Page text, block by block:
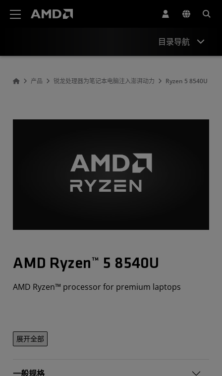
目录导航
产品 锐龙处理器为笔记本电脑注入澎湃动力 Ryzen 5 8540U
AMD Ryzen™ 5 8540U
AMD Ryzen™ processor for premium laptops
展开全部
一般规格